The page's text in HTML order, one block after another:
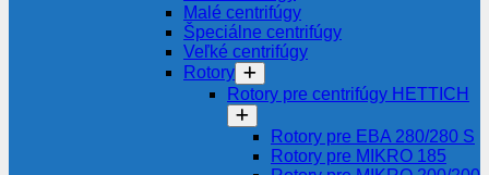
Malé centrifúgy
Špeciálne centrifúgy
Veľké centrifúgy
Rotory
Rotory pre centrifúgy HETTICH
Rotory pre EBA 280/280 S
Rotory pre MIKRO 185